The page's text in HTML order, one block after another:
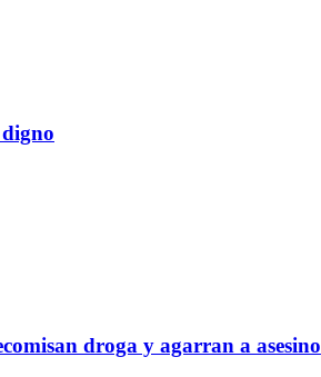
droga y agarran a asesino